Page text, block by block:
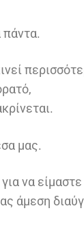
πάντα.
μας.
να είμαστε
άμεση